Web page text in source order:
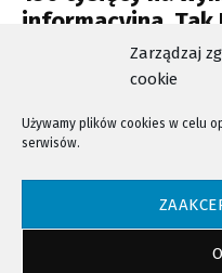
Zarządzaj
cookie
Używamy plików cookies w celu
serwisów.
informacyjna. Tak
NTV - Nasza Telewizja